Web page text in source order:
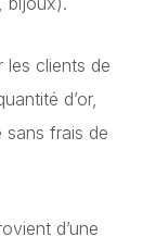
les clients de
d’or,
sans frais de
d’une